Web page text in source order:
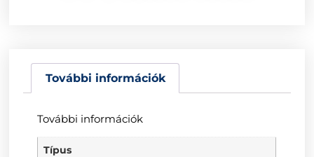
További információk
További információk
Típus